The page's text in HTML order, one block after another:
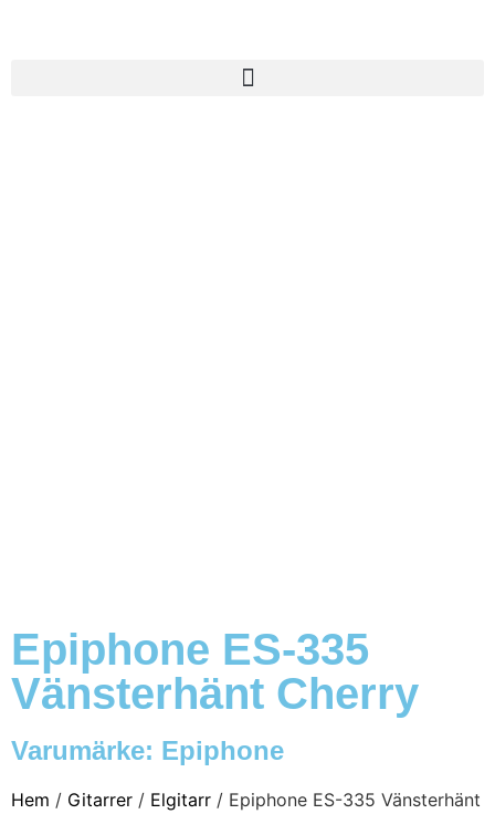
Epiphone ES-335
Vänsterhänt Cherry
Varumärke: Epiphone
Hem / Gitarrer / Elgitarr / Epiphone ES-335 Vänsterhänt